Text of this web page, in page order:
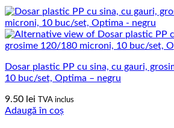
Dosar plastic PP cu sina, cu gauri,
10 buc/set, Optima – negru
9.50 lei TVA inclus
Adaugă în coș